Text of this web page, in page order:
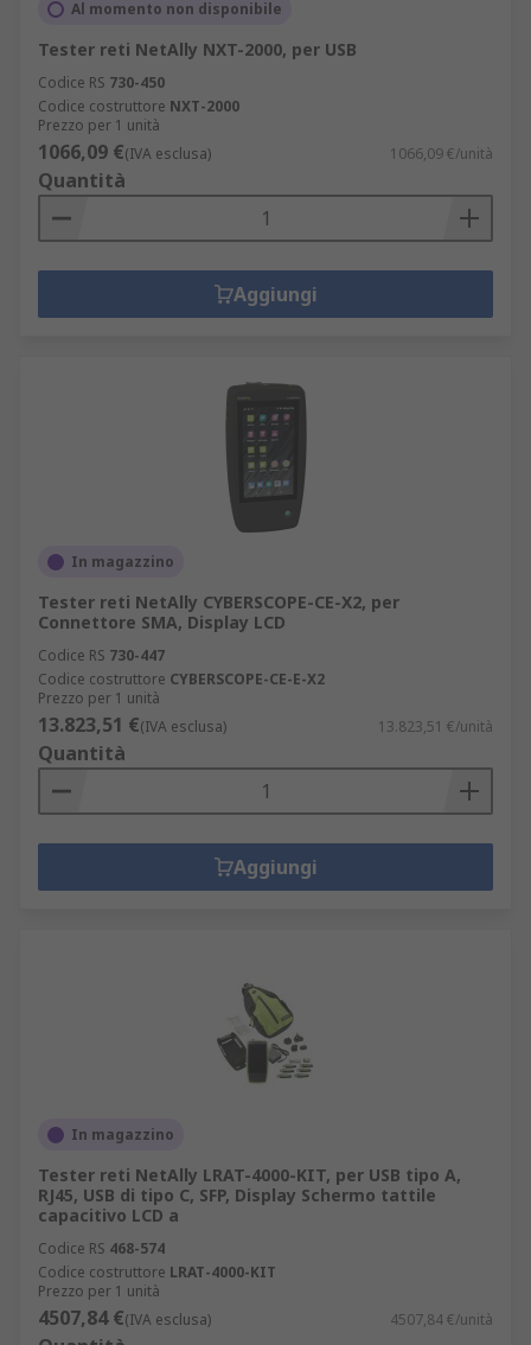
Al momento non disponibile
Tester reti NetAlly NXT-2000, per USB
Codice RS 730-450
Codice costruttore NXT-2000
Prezzo per 1 unità
1066,09 €(IVA esclusa) 1066,09 €/unità
Quantità
Aggiungi
In magazzino
Tester reti NetAlly CYBERSCOPE-CE-X2, per
Connettore SMA, Display LCD
Codice RS 730-447
Codice costruttore CYBERSCOPE-CE-E-X2
Prezzo per 1 unità
13.823,51 €(IVA esclusa) 13.823,51 €/unità
Quantità
Aggiungi
In magazzino
Tester reti NetAlly LRAT-4000-KIT, per USB tipo A,
RJ45, USB di tipo C, SFP, Display Schermo tattile
capacitivo LCD a
Codice RS 468-574
Codice costruttore LRAT-4000-KIT
Prezzo per 1 unità
4507,84 €(IVA esclusa) 4507,84 €/unità